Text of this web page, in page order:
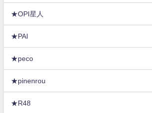
★OPI星人
★PAI
★peco
★pinenrou
★R48